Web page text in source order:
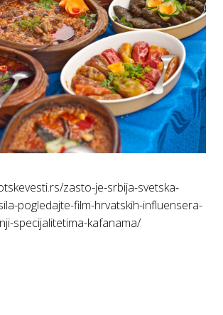
zasto-je-srbija-svetska-
pogledajte-film-hrvatskih-influensera-
specijalitetima-kafanama/